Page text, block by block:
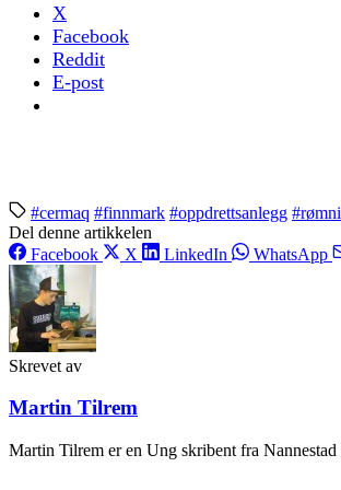
X
Facebook
Reddit
E-post
#cermaq #finnmark #oppdrettsanlegg
Del denne artikkelen
Facebook
X LinkedIn WhatsApp
Skrevet av
Martin Tilrem
Martin Tilrem er en Ung skribent fra